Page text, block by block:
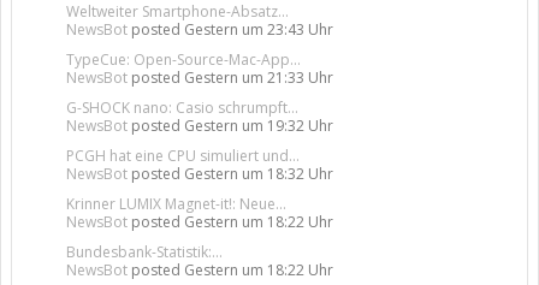
Weltweiter Smartphone-Absatz...
NewsBot posted Gestern um 23:43 Uhr
TypeCue: Open-Source-Mac-App...
NewsBot posted Gestern um 21:33 Uhr
G-SHOCK nano: Casio schrumpft...
NewsBot posted Gestern um 19:32 Uhr
PCGH hat eine CPU simuliert und...
NewsBot posted Gestern um 18:32 Uhr
Krinner LUMIX Magnet-it!: Neue...
NewsBot posted Gestern um 18:22 Uhr
Bundesbank-Statistik:...
NewsBot posted Gestern um 18:22 Uhr